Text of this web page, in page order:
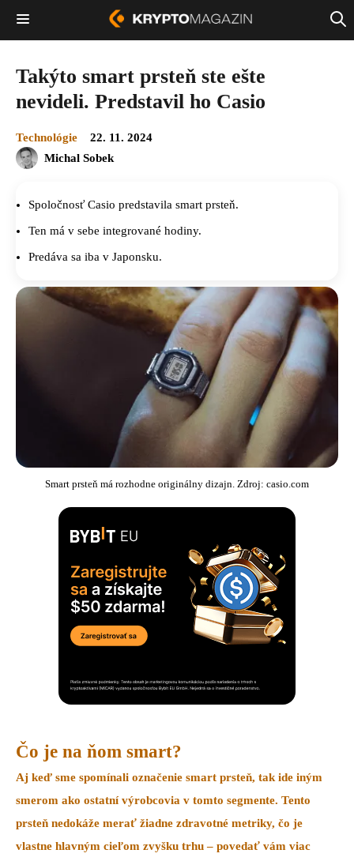
Takýto smart prsteň ste ešte
nevideli. Predstavil ho Casio
Technológie
22. 11. 2024
Michal Sobek
Spoločnosť Casio predstavila smart prsteň.
Ten má v sebe integrované hodiny.
Predáva sa iba v Japonsku.
Smart prsteň má rozhodne originálny dizajn. Zdroj: casio.com
Čo je na ňom smart?
Aj keď sme spomínali označenie smart prsteň, tak ide iným
smerom ako ostatní výrobcovia v tomto segmente. Tento
prsteň nedokáže merať žiadne zdravotné metriky, čo je
vlastne hlavným cieľom zvyšku trhu – povedať vám viac